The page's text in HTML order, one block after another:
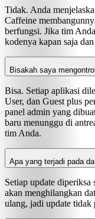
Tidak. Anda
Caffeine
berfungsi. Jika tim
kodenya kapan saja
Bisakah saya
Bisa. Setiap aplikasi
User, dan Guest plus
panel admin yang
baru menunggu di
tim Anda.
Apa yang terjadi pada
Setiap update diperiksa
akan menghilangkan
ulang, jadi update tidak